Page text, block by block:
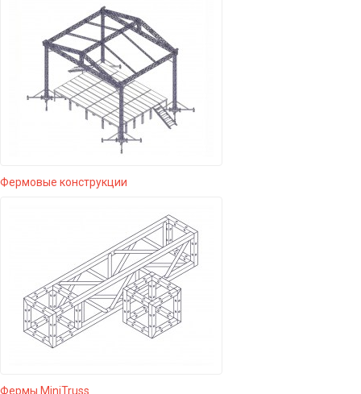
Фермовые конструкции
Фермы MiniTruss